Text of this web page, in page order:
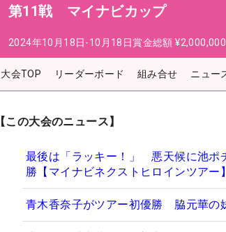
第11戦 マイナビカップ
2024年10月18日-10月18日賞金総額 ¥2,000,000
大会TOP リーダーボード 組み合せ ニュー
【この大会のニュース】
最後は「ラッキー！」 悪天候に池ポ
勝【マイナビネクストヒロインツアー】
青木香奈子がツアー初優勝 脇元華の